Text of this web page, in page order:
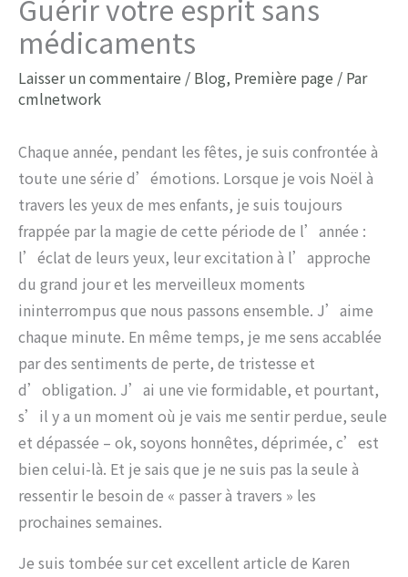
Guérir votre esprit sans
médicaments
Laisser un commentaire / Blog, Première page / Par
cmlnetwork
Chaque année, pendant les fêtes, je suis confrontée à
toute une série d’émotions. Lorsque je vois Noël à
travers les yeux de mes enfants, je suis toujours
frappée par la magie de cette période de l’année :
l’éclat de leurs yeux, leur excitation à l’approche
du grand jour et les merveilleux moments
ininterrompus que nous passons ensemble. J’aime
chaque minute. En même temps, je me sens accablée
par des sentiments de perte, de tristesse et
d’obligation. J’ai une vie formidable, et pourtant,
s’il y a un moment où je vais me sentir perdue, seule
et dépassée – ok, soyons honnêtes, déprimée, c’est
bien celui-là. Et je sais que je ne suis pas la seule à
ressentir le besoin de « passer à travers » les
prochaines semaines.
Je suis tombée sur cet excellent article de Karen